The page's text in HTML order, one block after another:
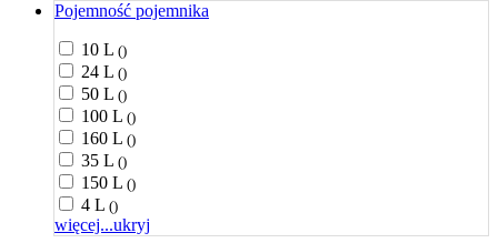
Pojemność pojemnika
10 L ()
24 L ()
50 L ()
100 L ()
160 L ()
35 L ()
150 L ()
4 L ()
więcej...ukryj